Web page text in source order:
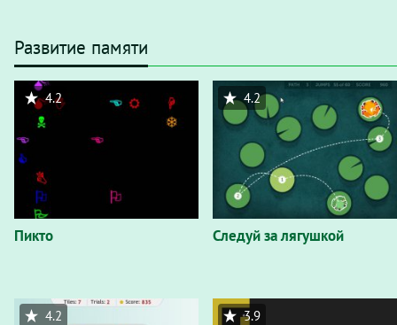
Развитие памяти
Пикто
4.2
Следуй за лягушкой
4.2
4.2 3.9